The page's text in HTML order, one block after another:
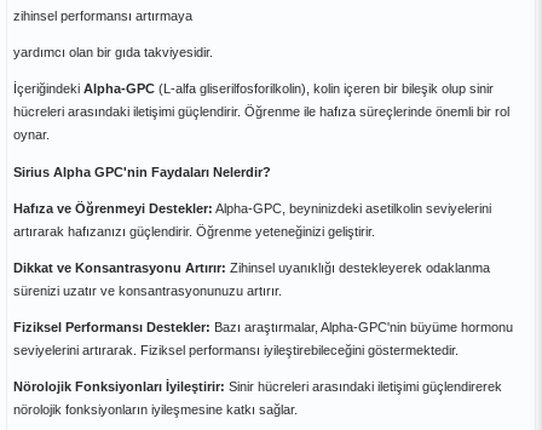
zihinsel performansı artırmaya
yardımcı olan bir gıda takviyesidir.
İçeriğindeki Alpha-GPC (L-alfa gliserilfosforilkolin), kolin içeren bir bileşik olup sinir
hücreleri arasındaki iletişimi güçlendirir. Öğrenme ile hafıza süreçlerinde önemli bir rol
oynar.
Sirius Alpha GPC'nin Faydaları Nelerdir?
Hafıza ve Öğrenmeyi Destekler: Alpha-GPC, beyninizdeki asetilkolin seviyelerini
artırarak hafızanızı güçlendirir. Öğrenme yeteneğinizi geliştirir.
Dikkat ve Konsantrasyonu Artırır: Zihinsel uyanıklığı destekleyerek odaklanma
sürenizi uzatır ve konsantrasyonunuzu artırır.
Fiziksel Performansı Destekler: Bazı araştırmalar, Alpha-GPC'nin büyüme hormonu
seviyelerini artırarak. Fiziksel performansı iyileştirebileceğini göstermektedir.
Nörolojik Fonksiyonları İyileştirir: Sinir hücreleri arasındaki iletişimi güçlendirerek
nörolojik fonksiyonların iyileşmesine katkı sağlar.